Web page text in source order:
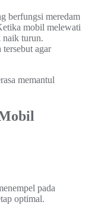
berfungsi meredam
mobil melewati
naik turun.
agar
memantul
pada
optimal.